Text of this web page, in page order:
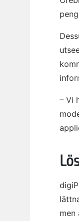
– Vi
men